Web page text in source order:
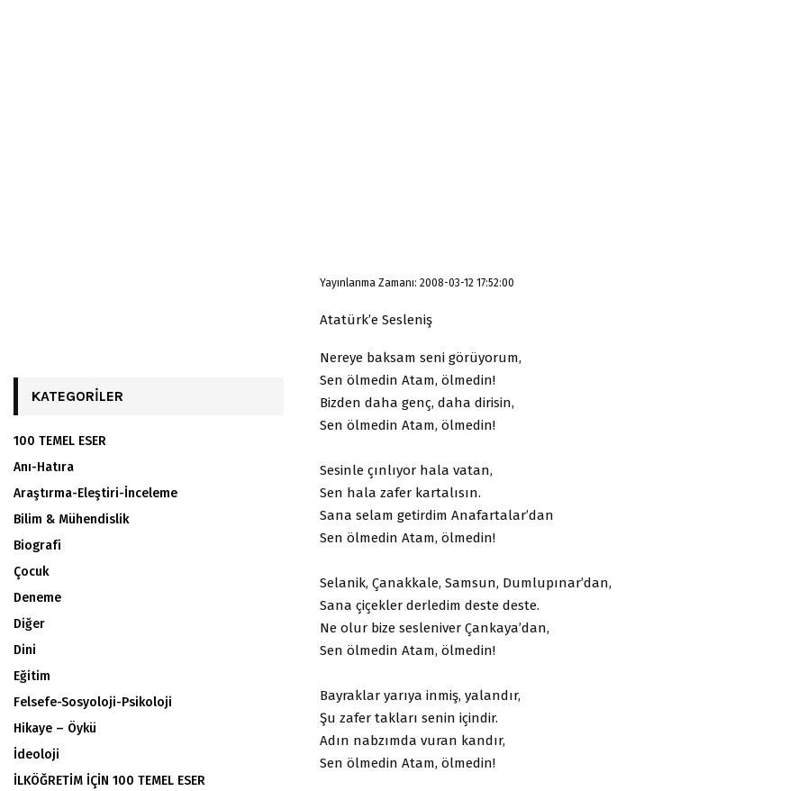
Yayınlanma Zamanı: 2008-03-12 17:52:00
Atatürk’e Sesleniş
Nereye baksam seni görüyorum,
Sen ölmedin Atam, ölmedin!
Bizden daha genç, daha dirisin,
Sen ölmedin Atam, ölmedin!
Sesinle çınlıyor hala vatan,
Sen hala zafer kartalısın.
Sana selam getirdim Anafartalar’dan
Sen ölmedin Atam, ölmedin!
Selanik, Çanakkale, Samsun, Dumlupınar’dan,
Sana çiçekler derledim deste deste.
Ne olur bize sesleniver Çankaya’dan,
Sen ölmedin Atam, ölmedin!
Bayraklar yarıya inmiş, yalandır,
Şu zafer takları senin içindir.
Adın nabzımda vuran kandır,
Sen ölmedin Atam, ölmedin!
KATEGORILER
100 TEMEL ESER
Anı-Hatıra
Araştırma-Eleştiri-İnceleme
Bilim & Mühendislik
Biografi
Çocuk
Deneme
Diğer
Dini
Eğitim
Felsefe-Sosyoloji-Psikoloji
Hikaye – Öykü
İdeoloji
İLKÖĞRETİM İÇİN 100 TEMEL ESER